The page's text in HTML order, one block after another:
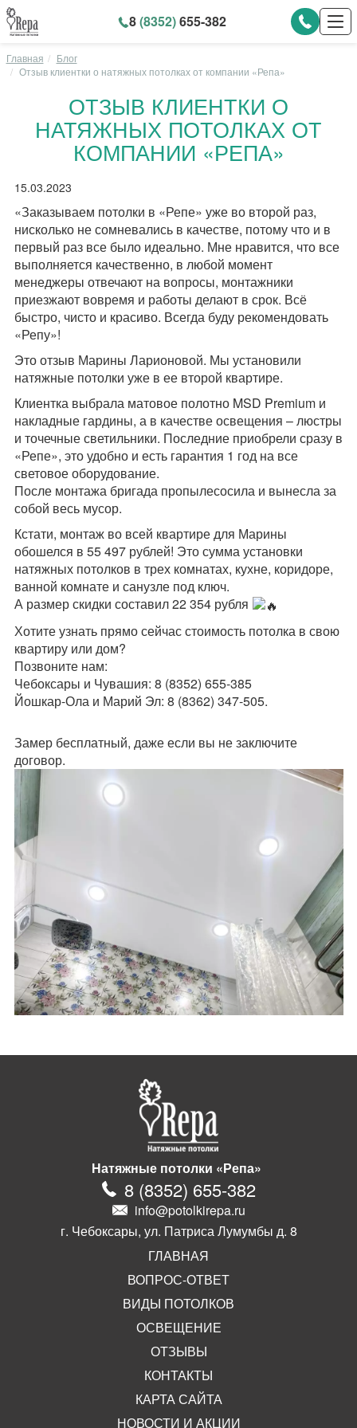
8(8352)655-382
Главная
Блог
Отзыв клиентки о натяжных потолках от компании «Репа»
ОТЗЫВ КЛИЕНТКИ О
НАТЯЖНЫХ ПОТОЛКАХ ОТ
КОМПАНИИ «РЕПА»
15.03.2023
«Заказываем потолки в «Репе» уже во второй раз,
нисколько не сомневались в качестве, потому что и в
первый раз все было идеально. Мне нравится, что все
выполняется качественно, в любой момент
менеджеры отвечают на вопросы, монтажники
приезжают вовремя и работы делают в срок. Всё
быстро, чисто и красиво. Всегда буду рекомендовать
«Репу»!
Это отзыв Марины Ларионовой. Мы установили
натяжные потолки уже в ее второй квартире.
Клиентка выбрала матовое полотно MSD Premium и
накладные гардины, а в качестве освещения – люстры
и точечные светильники. Последние приобрели сразу в
«Репе», это удобно и есть гарантия 1 год на все
световое оборудование.
После монтажа бригада пропылесосила и вынесла за
собой весь мусор.
Кстати, монтаж во всей квартире для Марины
обошелся в 55 497 рублей! Это сумма установки
натяжных потолков в трех комнатах, кухне, коридоре,
ванной комнате и санузле под ключ.
А размер скидки составил 22 354 рубля
Хотите узнать прямо сейчас стоимость потолка в свою
квартиру или дом?
Позвоните нам:
Чебоксары и Чувашия: 8 (8352) 655-385
Йошкар-Ола и Марий Эл: 8 (8362) 347-505.
Замер бесплатный, даже если вы не заключите
договор.
Натяжные потолки «Репа»
8 (8352) 655-382
info@potolkirepa.ru
г. Чебоксары, ул. Патриса Лумумбы д. 8
ГЛАВНАЯ
ВОПРОС-ОТВЕТ
ВИДЫ ПОТОЛКОВ
ОСВЕЩЕНИЕ
ОТЗЫВЫ
КОНТАКТЫ
КАРТА САЙТА
НОВОСТИ И АКЦИИ